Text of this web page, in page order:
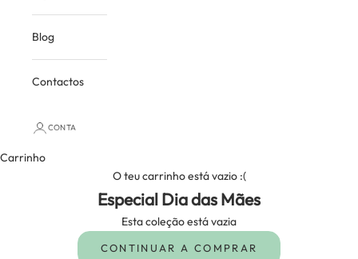
Blog
Contactos
CONTA
Carrinho
O teu carrinho está vazio :(
Especial Dia das Mães
Esta coleção está vazia
CONTINUAR A COMPRAR